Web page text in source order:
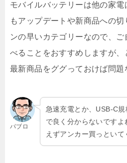
モバイルバッテリーは他の家電
もアップデートや新商品への
ンの早いカテゴリーなので、
べることをおすすめしますが
最新商品をググっておけば問題
パブロ
急速充電とか、USB-C
で良く分からないです
えずアンカー買っといて